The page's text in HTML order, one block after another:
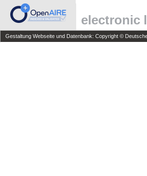
electronic
Gestaltung Webseite und Datenbank: Copyright ©